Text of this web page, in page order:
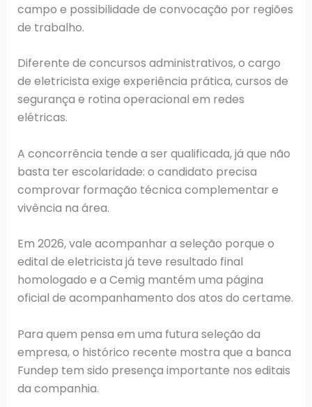
campo e possibilidade de convocação por regiões
de trabalho.
Diferente de concursos administrativos, o cargo
de eletricista exige experiência prática, cursos de
segurança e rotina operacional em redes
elétricas.
A concorrência tende a ser qualificada, já que não
basta ter escolaridade: o candidato precisa
comprovar formação técnica complementar e
vivência na área.
Em 2026, vale acompanhar a seleção porque o
edital de eletricista já teve resultado final
homologado e a Cemig mantém uma página
oficial de acompanhamento dos atos do certame.
Para quem pensa em uma futura seleção da
empresa, o histórico recente mostra que a banca
Fundep tem sido presença importante nos editais
da companhia.